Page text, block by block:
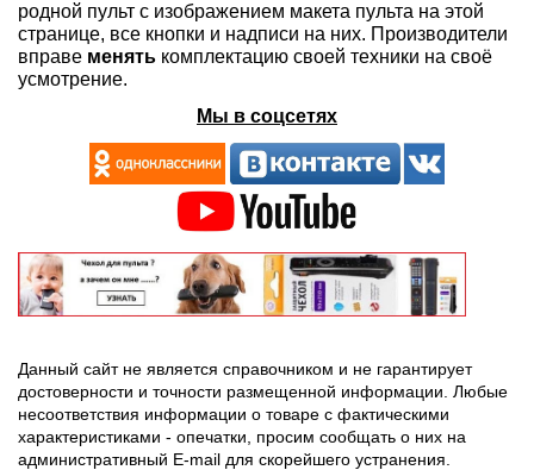
родной пульт с изображением макета пульта на этой
странице, все кнопки и надписи на них. Производители
вправе менять комплектацию своей техники на своё
усмотрение.
Мы в соцсетях
Данный сайт не является справочником и не гарантирует
достоверности и точности размещенной информации. Любые
несоответствия информации о товаре с фактическими
характеристиками - опечатки, просим сообщать о них на
административный E-mail для скорейшего устранения.